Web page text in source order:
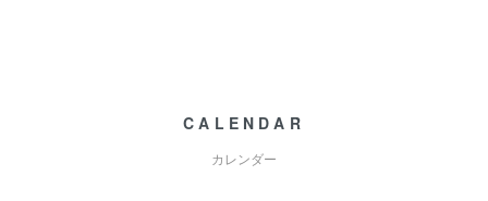
CALENDAR
カレンダー